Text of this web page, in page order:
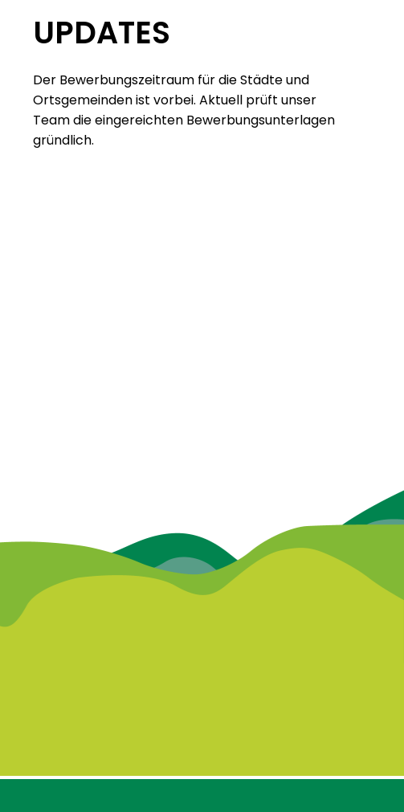
UPDATES
Der Bewerbungszeitraum für die Städte und
Ortsgemeinden ist vorbei. Aktuell prüft unser
Team die eingereichten Bewerbungsunterlagen
gründlich.